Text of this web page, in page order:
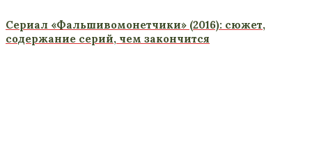
Сериал «Фальшивомонетчики» (2016): сюжет,
содержание серий, чем закончится